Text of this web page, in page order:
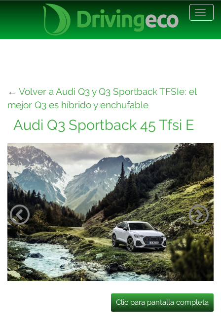
← Volver a Audi Q3 y Q3 Sportback TFSIe: el
mejor Q3 es híbrido y enchufable
Audi Q3 Sportback 45 Tfsi E
Clic para pantalla completa